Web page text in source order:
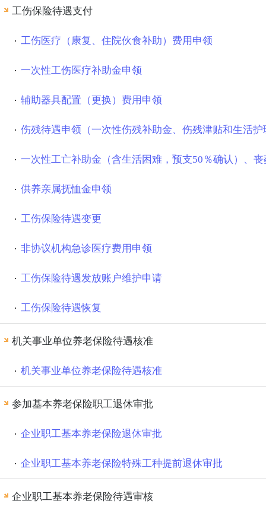
工伤保险待遇支付
工伤医疗（康复、住院伙食补助）费用申领
一次性工伤医疗补助金申领
辅助器具配置（更换）费用申领
伤残待遇申领（一次性伤残补助金、伤残津贴和生活护
一次性工亡补助金（含生活困难，预支50％确认）、
供养亲属抚恤金申领
工伤保险待遇变更
非协议机构急诊医疗费用申领
工伤保险待遇发放账户维护申请
工伤保险待遇恢复
机关事业单位养老保险待遇核准
机关事业单位养老保险待遇核准
参加基本养老保险职工退休审批
企业职工基本养老保险退休审批
企业职工基本养老保险特殊工种提前退休审批
企业职工基本养老保险待遇审核